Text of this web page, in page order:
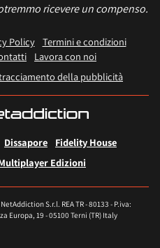
ricevere un compenso.
Policy
Termini e condizioni
Lavora con noi
della pubblicità
Dissapore
Fidelity House
Edizioni
S.r.l. REA TR - 80133 - P.iva:
Europa, 19 - 05100 Terni (TR) Italy